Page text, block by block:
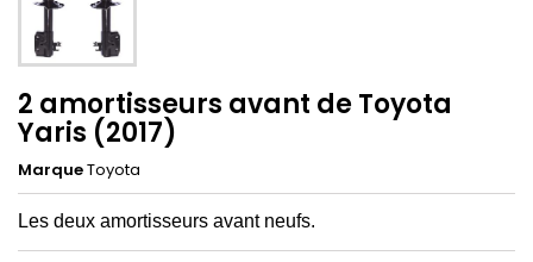
2 amortisseurs avant de Toyota
Yaris (2017)
MarqueToyota
Les deux amortisseurs avant neufs.